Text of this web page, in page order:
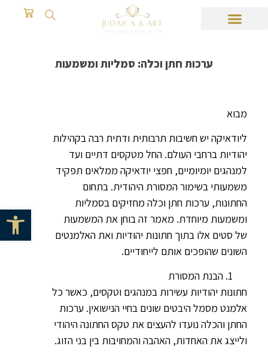
פתח
ערכות חתן וכלה: סמליות ומשמעות
מבוא
ליודאיקה יש חשיבות תרבותית ודתית רבה בקהילות
יהודיות ברחבי העולם. החל מטקסים דתיים ועד
למנהגים יומיומיים, חפצי יודאיקה ממלאים תפקיד
משמעותי בשימור המסורת היהודית. בתחום
החתונות, ערכות חתן וכלה מחזיקים בסמליות
ומשמעות מיוחדת. מאמר זה בוחן את המשמעות
של סטים אלו בתוך חתונות יהודיות ואת האלמנטים
השונים שהופכים אותם לייחודיים.
הבנת המסורת
חתונות יהודיות עשירות במנהגים וטקסים, כאשר כל
אלמנט מסמל היבטים שונים בחיי הנישואין. ערכות
החתן והכלה נועדו להעצים את טקס החתונה היהודי
ולייצג את האחדות, האהבה והמחויבות בין בני הזוג.